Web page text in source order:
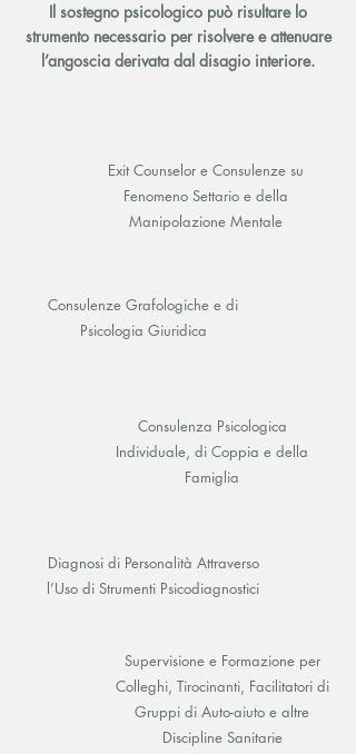
Il sostegno psicologico può risultare lo
strumento necessario per risolvere e attenuare
l’angoscia derivata dal disagio interiore.
Exit Counselor e Consulenze su
Fenomeno Settario e della
Manipolazione Mentale
Consulenze Grafologiche e di
Psicologia Giuridica
Consulenza Psicologica
Individuale, di Coppia e della
Famiglia
Diagnosi di Personalità Attraverso
l’Uso di Strumenti Psicodiagnostici
Supervisione e Formazione per
Colleghi, Tirocinanti, Facilitatori di
Gruppi di Auto-aiuto e altre
Discipline Sanitarie